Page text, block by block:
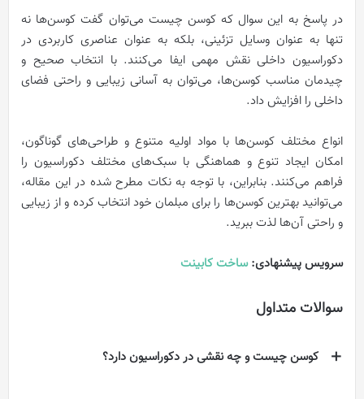
در پاسخ به این سوال که کوسن چیست می‌توان گفت کوسن‌ها نه
تنها به عنوان وسایل تزئینی، بلکه به عنوان عناصری کاربردی در
دکوراسیون داخلی نقش مهمی ایفا می‌کنند. با انتخاب صحیح و
چیدمان مناسب کوسن‌ها، می‌توان به آسانی زیبایی و راحتی فضای
داخلی را افزایش داد.
انواع مختلف کوسن‌ها با مواد اولیه متنوع و طراحی‌های گوناگون،
امکان ایجاد تنوع و هماهنگی با سبک‌های مختلف دکوراسیون را
فراهم می‌کنند. بنابراین، با توجه به نکات مطرح شده در این مقاله،
می‌توانید بهترین کوسن‌ها را برای مبلمان خود انتخاب کرده و از زیبایی
و راحتی آن‌ها لذت ببرید.
سرویس پیشنهادی:ساخت کابینت
سوالات متداول
کوسن چیست و چه نقشی در دکوراسیون دارد؟